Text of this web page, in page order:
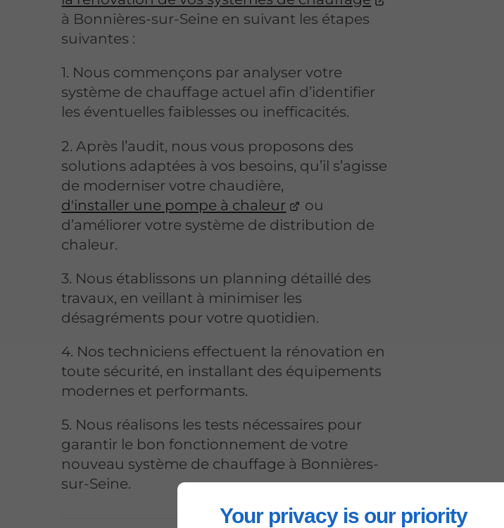
Your privacy is our priority
à Bonnières-sur-Seine en suivant les étapes
suivantes :
1. Nous commençons par analyser votre
système de chauffage actuel afin d’identifier
les éventuelles faiblesses ou inefficacités.
2. Après l’audit, nous vous proposons des
solutions adaptées à vos besoins, qu’il s’agisse
de moderniser votre chaudière,
d'installer une pompe à chaleur
ou
d’améliorer votre système de distribution de
chaleur.
3. Nous établissons un planning détaillé des
travaux, en veillant à minimiser les
désagréments pour votre quotidien.
4. Nos techniciens effectuent la rénovation en
toute sécurité, en installant des équipements
modernes et performants.
5. Nous réalisons les tests nécessaires pour
garantir le bon fonctionnement de votre
nouveau système de chauffage à Bonnières-
sur-Seine.